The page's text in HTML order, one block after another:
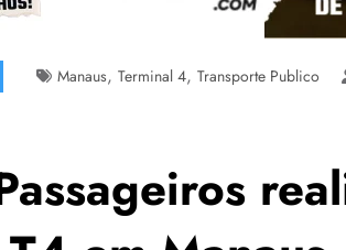
Manaus, Terminal 4, Transporte Publico